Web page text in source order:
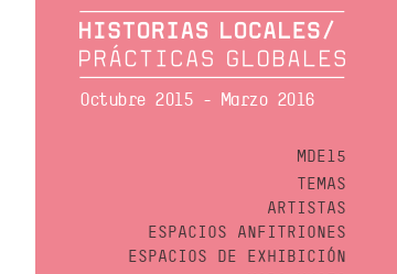
Octubre 2015 - Marzo 2016
MDE15
TEMAS
ARTISTAS
ESPACIOS ANFITRIONES
ESPACIOS DE EXHIBICIÓN